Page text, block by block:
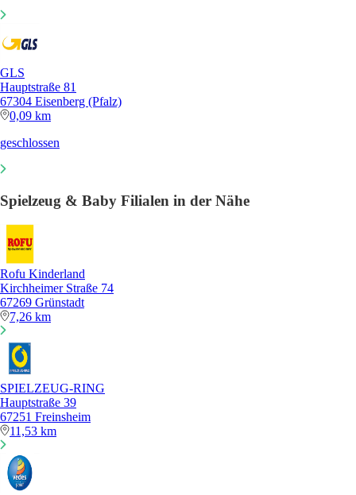
GLS
Hauptstraße 81
67304 Eisenberg (Pfalz)
0,09 km
geschlossen
Spielzeug & Baby Filialen in der Nähe
Rofu Kinderland
Kirchheimer Straße 74
67269 Grünstadt
7,26 km
SPIELZEUG-RING
Hauptstraße 39
67251 Freinsheim
11,53 km